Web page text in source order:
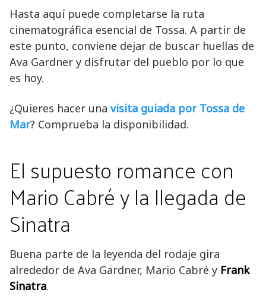
Hasta aquí puede completarse la ruta
cinematográfica esencial de Tossa. A partir de
este punto, conviene dejar de buscar huellas de
Ava Gardner y disfrutar del pueblo por lo que
es hoy.
¿Quieres hacer una visita guiada por Tossa de
Mar? Comprueba la disponibilidad.
El supuesto romance con
Mario Cabré y la llegada de
Sinatra
Buena parte de la leyenda del rodaje gira
alrededor de Ava Gardner, Mario Cabré y Frank
Sinatra.